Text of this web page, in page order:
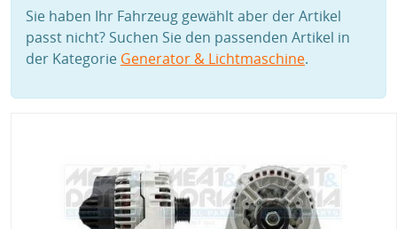
Sie haben Ihr Fahrzeug gewählt aber der Artikel
passt nicht? Suchen Sie den passenden Artikel in
der Kategorie Generator & Lichtmaschine.